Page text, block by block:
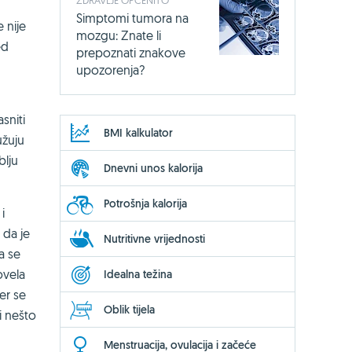
nije
da je
se
se
nešto
Simptomi tumora na
mozgu: Znate li
prepoznati znakove
upozorenja?
BMI kalkulator
Dnevni unos kalorija
Potrošnja kalorija
Nutritivne vrijednosti
Idealna težina
Oblik tijela
Menstruacija, ovulacija i začeće